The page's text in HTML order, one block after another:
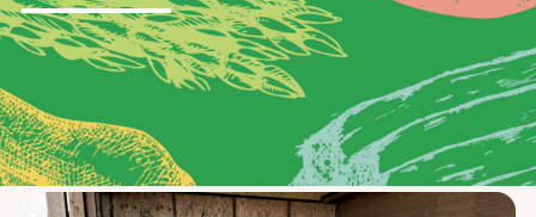
体験
特集記事
レシピ集